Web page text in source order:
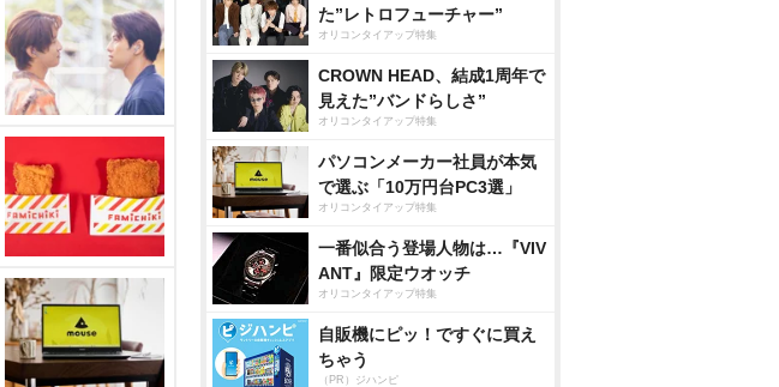
た”レトロフューチャー”
オリコンタイアップ特集
CROWN HEAD、結成1周年で
見えた”バンドらしさ”
オリコンタイアップ特集
パソコンメーカー社員が本気
で選ぶ「10万円台PC3選」
オリコンタイアップ特集
一番似合う登場人物は…『VIV
ANT』限定ウオッチ
オリコンタイアップ特集
自販機にピッ！ですぐに買え
ちゃう
（PR）ジハンピ